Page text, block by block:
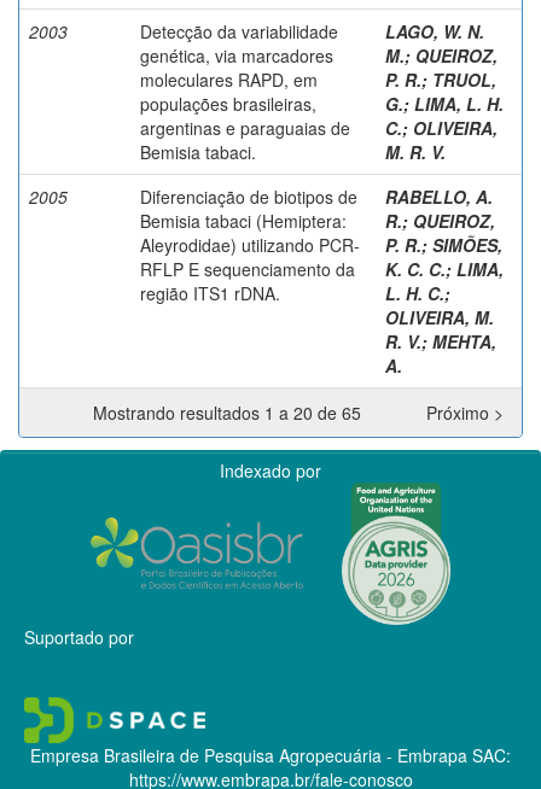
2003
Detecção da variabilidade
genética, via marcadores
moleculares RAPD, em
populações brasileiras,
argentinas e paraguaias de
Bemisia tabaci.
LAGO, W. N.
M.; QUEIROZ,
P. R.; TRUOL,
G.; LIMA, L. H.
C.; OLIVEIRA,
M. R. V.
2005
Diferenciação de biotipos de
Bemisia tabaci (Hemiptera:
Aleyrodidae) utilizando PCR-
RFLP E sequenciamento da
região ITS1 rDNA.
RABELLO, A.
R.; QUEIROZ,
P. R.; SIMÕES,
K. C. C.; LIMA,
L. H. C.;
OLIVEIRA, M.
R. V.; MEHTA,
A.
Mostrando resultados 1 a 20 de 65
Próximo >
Indexado por
Suportado por
Empresa Brasileira de Pesquisa Agropecuária - Embrapa SAC:
https://www.embrapa.br/fale-conosco